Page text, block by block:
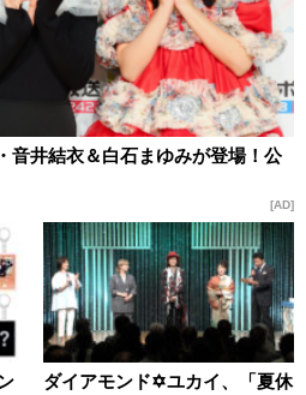
音井結衣＆白石まゆみが登場！公
AD
ダイアモンド✡ユカイ、「夏休